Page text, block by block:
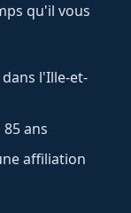
qu'il vous
l'Ille-et-
ans
affiliation